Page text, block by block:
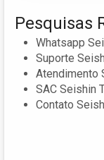
Pesquisas
Whatsapp
Suporte
Atendimento
SAC Seishin
Contato